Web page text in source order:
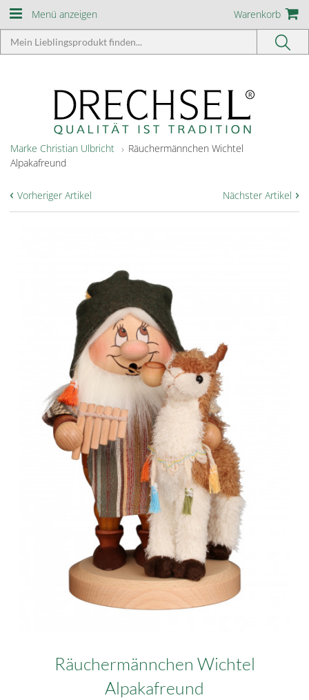
Menü anzeigen Warenkorb
Marke Christian Ulbricht
Räuchermännchen Wichtel
Alpakafreund
Nächster Artikel ›
‹ Vorheriger Artikel
Räuchermännchen Wichtel
Alpakafreund